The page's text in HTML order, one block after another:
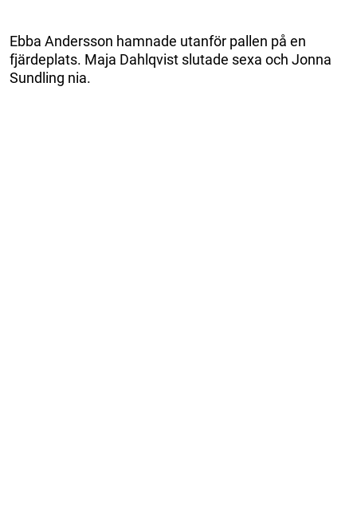
Ebba Andersson hamnade utanför pallen på en
fjärdeplats. Maja Dahlqvist slutade sexa och Jonna
Sundling nia.